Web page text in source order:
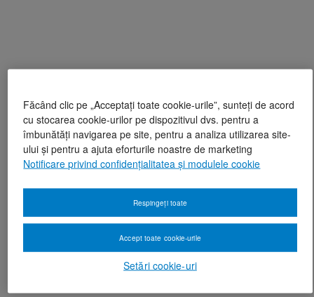
Făcând clic pe „Acceptați toate cookie-urile”, sunteți de acord
cu stocarea cookie-urilor pe dispozitivul dvs. pentru a
îmbunătăți navigarea pe site, pentru a analiza utilizarea site-
ului și pentru a ajuta eforturile noastre de marketing
Notificare privind confidențialitatea și modulele cookie
Setări cookie-uri
Respingeți toate
Accept toate cookie-urile